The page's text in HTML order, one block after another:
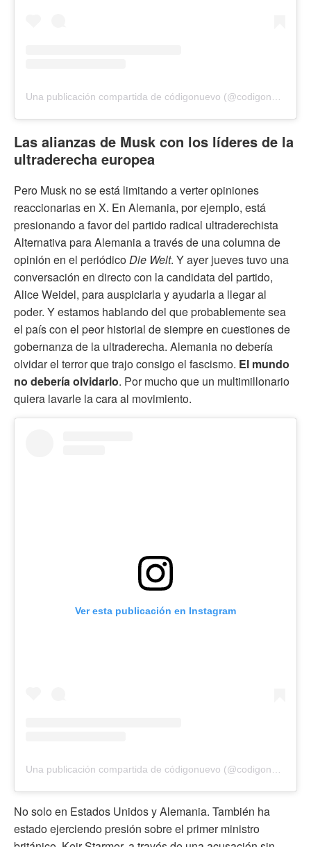
Las alianzas de Musk con los líderes de la
ultraderecha europea
Pero Musk no se está limitando a verter opiniones
reaccionarias en X. En Alemania, por ejemplo, está
presionando a favor del partido radical ultraderechista
Alternativa para Alemania a través de una columna de
opinión en el periódicoDie Welt. Y ayer jueves tuvo una
conversación en directo con la candidata del partido,
Alice Weidel, para auspiciarla y ayudarla a llegar al
poder. Y estamos hablando del que probablemente sea
el país con el peor historial de siempre en cuestiones de
gobernanza de la ultraderecha. Alemania no debería
olvidar el terror que trajo consigo el fascismo. El mundo
no debería olvidarlo. Por mucho que un multimillonario
quiera lavarle la cara al movimiento.
Ver esta publicación en Instagram
Una publicación compartida de códigonuevo (@codigonuevo)
No solo en Estados Unidos y Alemania. También ha
estado ejerciendo presión sobre el primer ministro